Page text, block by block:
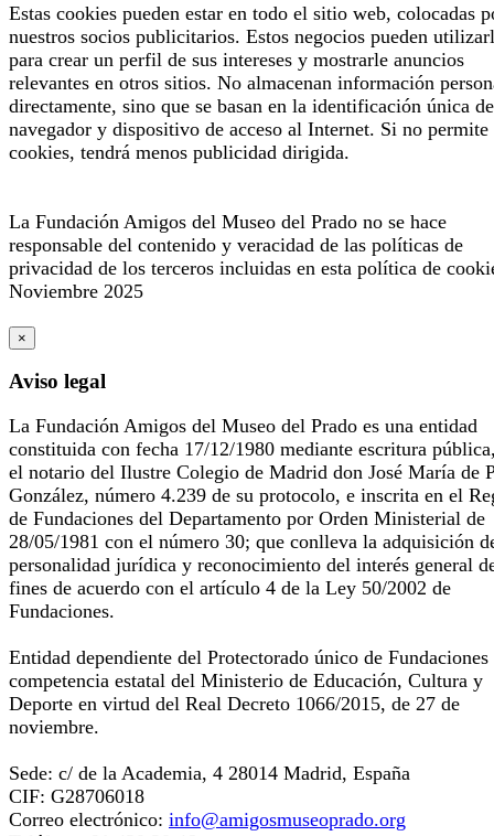
Estas cookies pueden estar en todo el sitio web, colocadas
nuestros socios publicitarios. Estos negocios pueden
para crear un perfil de sus intereses y mostrarle anuncios
relevantes en otros sitios. No almacenan información
directamente, sino que se basan en la identificación única
navegador y dispositivo de acceso al Internet. Si no permite
cookies, tendrá menos publicidad dirigida.
La Fundación Amigos del Museo del Prado no se hace
responsable del contenido y veracidad de las políticas de
privacidad de los terceros incluidas en esta política de
Noviembre 2025
×
Aviso legal
La Fundación Amigos del Museo del Prado es una entidad
constituida con fecha 17/12/1980 mediante escritura
el notario del Ilustre Colegio de Madrid don José María de
González, número 4.239 de su protocolo, e inscrita en el
de Fundaciones del Departamento por Orden Ministerial de
28/05/1981 con el número 30; que conlleva la adquisición
personalidad jurídica y reconocimiento del interés general
fines de acuerdo con el artículo 4 de la Ley 50/2002 de
Fundaciones.
Entidad dependiente del Protectorado único de Fundaciones
competencia estatal del Ministerio de Educación, Cultura y
Deporte en virtud del Real Decreto 1066/2015, de 27 de
noviembre.
Sede: c/ de la Academia, 4 28014 Madrid, España
CIF: G28706018
Correo electrónico: info@amigosmuseoprado.org